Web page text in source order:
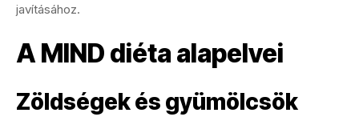
javításához.
A MIND diéta alapelvei
Zöldségek és gyümölcsök